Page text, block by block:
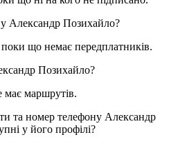
Александр Позихайло?
що немає передплатників.
Позихайло?
маршрутів.
та номер телефону Александр
у його профілі?